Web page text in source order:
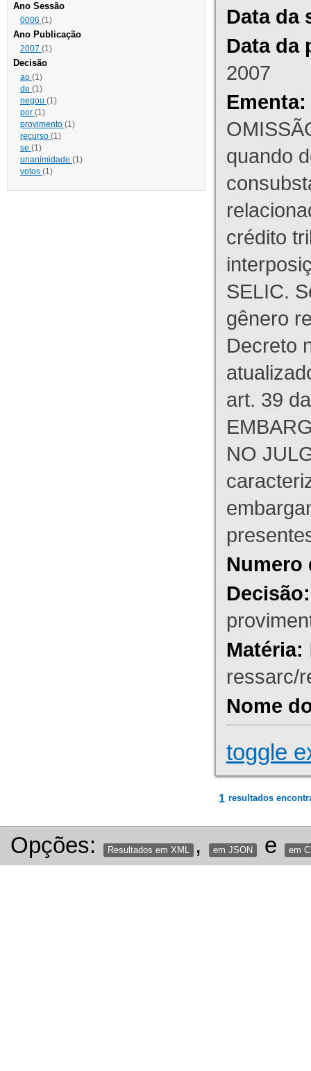
Ano Sessão
0006 (1)
Ano Publicação
2007 (1)
Decisão
ao (1)
de (1)
negou (1)
por (1)
provimento (1)
recurso (1)
se (1)
unanimidade (1)
votos (1)
Data da
Data da
2007
Ementa:
quando
crédito
SELIC.
gênero
Decreto
art. 39
NO
Numero
Decisão:
Matéria:
ressarc/
Nome
toggle
1 resultados
Opções: Resultados em XML , em JSON e em